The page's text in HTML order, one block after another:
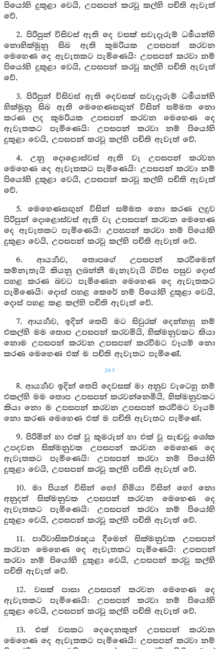
පියෝහි දුකුළා වෙයි, උපසපන් කරවූ කල්හි පචිති ඇවැත්
වේ.
2. පිරිපුන් විසිවස් ඇති දෙ වසක් සවැදෑරුම් ධර්‍මයන්හි
නොහික්මුනු සිඛ ඇති කුමරියක උපසපන් කරවන
මෙහෙණ දෙ ඇවැතකට පැමිණෙයි: උපසපන් කරවා නම්
පියෝහි දුකුළා වෙයි, උපසපන් කරවූ කල්හි පචිති ඇවැත්
වේ.
3. පිරිපුන් විසිවස් ඇති දෙවසක් සවැදෑරුම් ධර්‍මයන්හි
හික්මුනු සිඛ ඇති මෙහෙණසඟුන් විසින් සම්මත නො
කරණ ලද කුමරියක උපසපන් කරවන මෙහෙණ දෙ
ඇවැතකට පැමිණෙයි: උපසපන් කරවා නම් පියෝහි
දුකුළා වෙයි, උපසපන් කරවූ කල්හි පචිති ඇවැත් වේ.
4. උනු දොළොස්වස් ඇති වැ උපසපන් කරවන
මෙහෙණ දෙ ඇවැතකට පැමිණෙයි: උපසපන් කරවා නම්
පියෝහි දුකුළා වෙයි, උපසපන් කරවූ කල්හි පචිති ඇවැත්
වේ.
5. මෙහෙණසඟුන් විසින් සම්මත නො කරණ ලදුව
පිරිපුන් දොළොස්වස් ඇති වැ උපසපන් කරවන මෙහෙණ
දෙ ඇවැතකට පැමිණෙයි: උපසපන් කරවා නම් පියෝහි
දුකුළා වෙයි, උපසපන් කරවූ කල්හි පචිති ඇවැත් වේ.
6. ආර්‍ය්‍යාව, තොපගේ උපසපන් කරවීමෙන්
කම්නැතැයි කියනු ලබන්නී මැනැවැයි ගිවිස පසුව දොස්
පහළ කරණ බවට පැමිණෙන මෙහෙණ දෙ ඇවැතකට
පැමිණෙයි: දොස් පහළ කෙරේ නම් පියෝහි දුකුළා වෙයි,
දොස් පහළ කළ කල්හි පචිති ඇවැත් වේ.
7. ආර්‍ය්‍යාව, ඉදින් තෙපි මට සිවුරක් දෙන්නහු නම්
එකල්හි මම තොප උපසපන් කරවමියි, හික්මනුවකට කියා
නොම උපසපන් කරවන උපසපන් කරවීමට වෑයම් නො
කරණ මෙහෙණ එක් ම පචිති ඇවැතට පැමිණේ.
265
8. ආර්‍ය්‍යාව ඉදින් තෙපි දෙවසක් මා අනුව වැටෙහු නම්
එකල්හි මම තොප උපසපන් කරවන්නෙමියි, හික්මනුවකට
කියා නො ම උපසපන් කරවන උපසපන් කරවීමට වෑයම්
නො කරණ මෙහෙණ එක් ම පචිති ඇවැතට පැමිණේ.
9. පිරිමින් හා එක් වූ කුමරුන් හා එක් වූ සැඬවූ ශෝක
උපදවන සික්මනුවක උපසපන් කරවන මෙහෙණ දෙ
ඇවැතකට පැමිණෙයි: උපසපන් කරවා නම් පියෝහි
දුකුළා වෙයි, උපසපන් කරවූ කල්හි පචිති ඇවැත් වේ.
10. මා පියන් විසින් හෝ හිමියා විසින් හෝ නො
අනුදත් සික්මනුවක උපසපන් කරවන මෙහෙණ දෙ
ඇවැතකට පැමිණෙයි: උපසපන් කරවා නම් පියෝහි
දුකුළා වෙයි, උපසපන් කරවූ කල්හි පචිති ඇවැත් වේ.
11. පාරිවාසිකව්ඡන්‍දය දීමෙන් සික්මනුවක උපසපන්
කරවන මෙහෙණ දෙ ඇවැතකට පැමිණෙයි: උපසපන්
කරවා නම් පියෝහි දුකුළා වෙයි, උපසපන් කරවූ කල්හි
පචිති ඇවැත් වේ.
12. වසක් පාසා උපසපන් කරවන මෙහෙණ දෙ
ඇවැතකට පැමිණෙයි: උපසපන් කරවා නම් පියෝහි
දුකුළා වෙයි, උපසපන් කරවූ කල්හි පචිති ඇවැත් වේ.
13. එක් වසකට දෙදෙනකුන් උපසපන් කරවන
මෙහෙණ දෙ ඇවැතකට පැමිණෙයි: උපසපන් කරවා නම්